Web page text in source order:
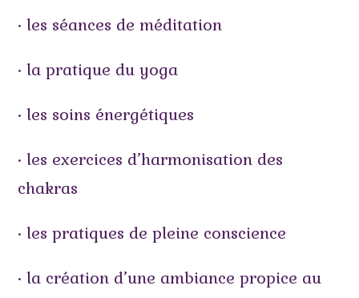
• les séances de méditation
• la pratique du yoga
• les soins énergétiques
• les exercices d’harmonisation des
chakras
• les pratiques de pleine conscience
• la création d’une ambiance propice au